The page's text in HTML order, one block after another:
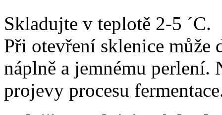
Skladujte v teplotě 2-5 ´C.
Při otevření sklenice může
náplně a jemnému perlení.
projevy procesu